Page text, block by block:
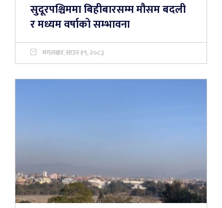
सुदूरपश्चिममा बिहीबारसम्म मौसम बदली
र मध्यम वर्षाको सम्भावना
मंगलबार, साउन १९, २०८३